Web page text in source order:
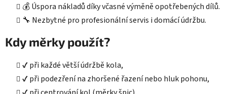
💰 Úspora nákladů díky včasné výměně opotřebených dílů.
🔧 Nezbytné pro profesionální servis i domácí údržbu.
Kdy měrky použít?
✔️ při každé větší údržbě kola,
✔️ při podezření na zhoršené řazení nebo hluk pohonu,